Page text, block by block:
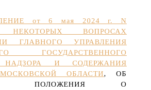
от 6 мая 2024 г. N
ВОПРОСАХ
ГЛАВНОГО УПРАВЛЕНИЯ
ГОСУДАРСТВЕННОГО
И СОДЕРЖАНИЯ
ОБЛАСТИ, ОБ
ПОЛОЖЕНИЯ О